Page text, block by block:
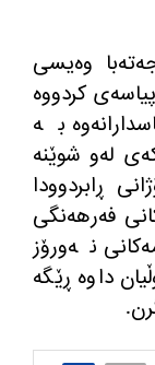
وه‌یسی
كردووه‌
به‌
له‌و شوێنه
ڕابردوودا
فه‌رهه‌نگی
نه‌ورۆز
داوه‌ ڕێگه‌